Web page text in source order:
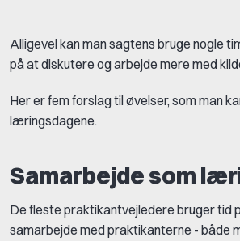
Alligevel kan man sagtens bruge nogle
på at diskutere og arbejde mere med
Her er fem forslag til øvelser, som man
læringsdagene.
Samarbejde som
De fleste praktikantvejledere bruger tid
samarbejde med praktikanterne - både